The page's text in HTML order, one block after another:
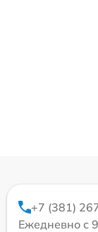
+7 (381)
Ежедневно с